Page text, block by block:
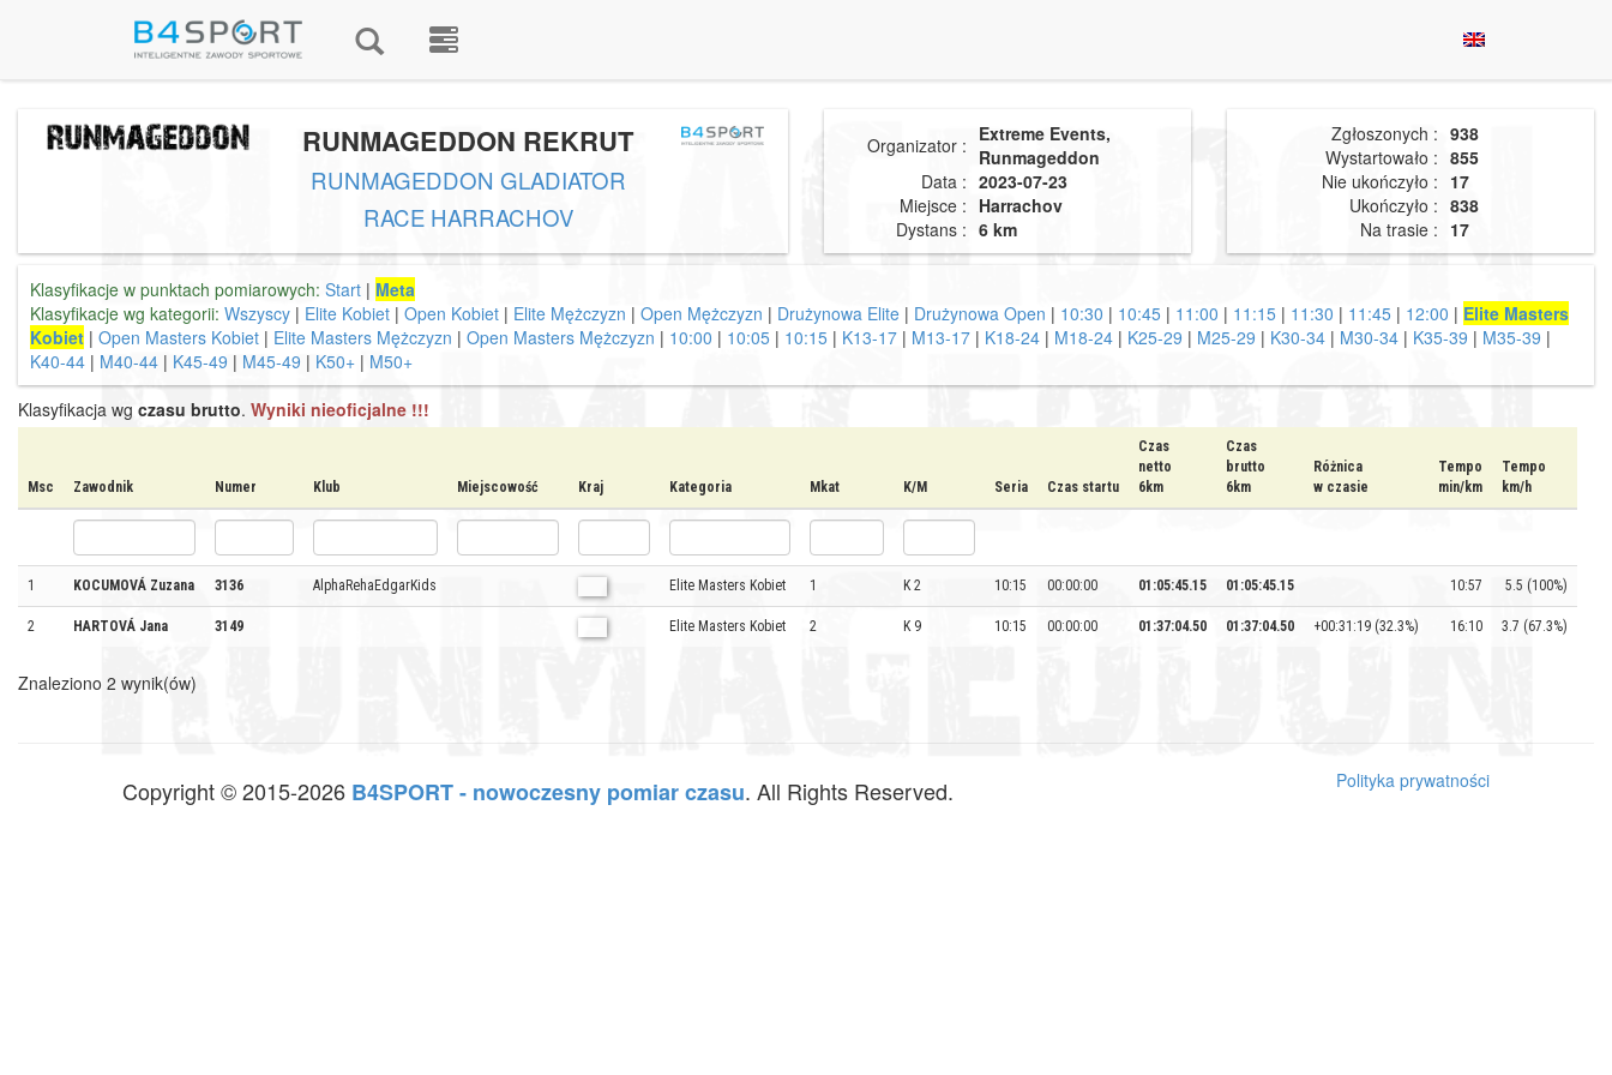
RUNMAGEDDON REKRUT
RUNMAGEDDON GLADIATOR
RACE HARRACHOV
Organizator : Extreme Events,
Runmageddon
Data : 2023-07-23
Miejsce : Harrachov
Dystans : 6 km
Zgłoszonych : 938
Wystartowało : 855
Nie ukończyło : 17
Ukończyło : 838
Na trasie : 17
Klasyfikacje w punktach pomiarowych: Start | Meta
Klasyfikacje wg kategorii: Wszyscy | Elite Kobiet | Open Kobiet | Elite Mężczyzn | Open Mężczyzn | Drużynowa Elite | Drużynowa Open | 10:30 | 10:45 | 11:00 | 11:15 | 11:30 | 11:45 | 12:00 | Elite Masters
Kobiet | Open Masters Kobiet | Elite Masters Mężczyzn | Open Masters Mężczyzn | 10:00 | 10:05 | 10:15 | K13-17 | M13-17 | K18-24 | M18-24 | K25-29 | M25-29 | K30-34 | M30-34 | K35-39 | M35-39 |
K40-44 | M40-44 | K45-49 | M45-49 | K50+ | M50+
Klasyfikacja wg czasu brutto. Wyniki nieoficjalne !!!
Msc Zawodnik Numer Klub Miejscowość Kraj Kategoria Mkat K/M Seria Czas startu
Czas
netto
6km
Czas
brutto
6km
Różnica
w czasie
Tempo
min/km
Tempo
km/h
1 KOCUMOVÁ Zuzana 3136 AlphaRehaEdgarKids Elite Masters Kobiet 1 K 2 10:15 00:00:00 01:05:45.15 01:05:45.15 10:57 5.5 (100%)
2 HARTOVÁ Jana 3149 Elite Masters Kobiet 2 K 9 10:15 00:00:00 01:37:04.50 01:37:04.50 +00:31:19 (32.3%) 16:10 3.7 (67.3%)
Znaleziono 2 wynik(ów)
Copyright © 2015-2026 B4SPORT - nowoczesny pomiar czasu. All Rights Reserved. Polityka prywatności